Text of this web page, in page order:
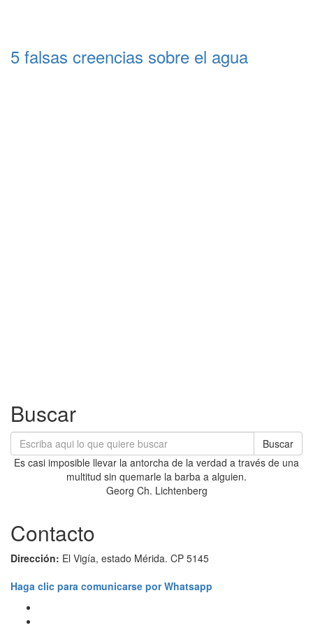
5 falsas creencias sobre el agua
Buscar
Buscar
Es casi imposible llevar la antorcha de la verdad a través de una
multitud sin quemarle la barba a alguien.
Georg Ch. Lichtenberg
Contacto
Dirección: El Vigía, estado Mérida. CP 5145
Haga clic para comunicarse por Whatsapp